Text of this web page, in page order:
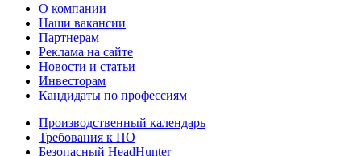
О компании
Наши вакансии
Партнерам
Реклама на сайте
Новости и статьи
Инвесторам
Кандидаты по профессиям
Производственный календарь
Требования к ПО
Безопасный HeadHunter